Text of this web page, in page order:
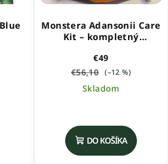
Monstera Adansonii Care
Kit – kompletný
€49
€56,10 (–12 %)
Skladom
DO KOŠÍKA